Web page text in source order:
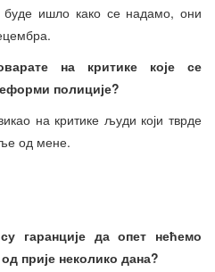
буде ишло како се надамо, они
на критике које се
полиције?
на критике људи који тврде
од мене.
гаранције да опет нећемо
прије неколико дана?